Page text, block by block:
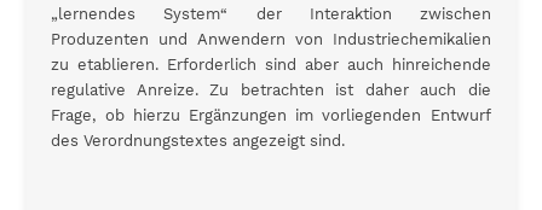
„lernendes System“ der Interaktion zwischen
Produzenten und Anwendern von Industriechemikalien
zu etablieren. Erforderlich sind aber auch hinreichende
regulative Anreize. Zu betrachten ist daher auch die
Frage, ob hierzu Ergänzungen im vorliegenden Entwurf
des Verordnungstextes angezeigt sind.